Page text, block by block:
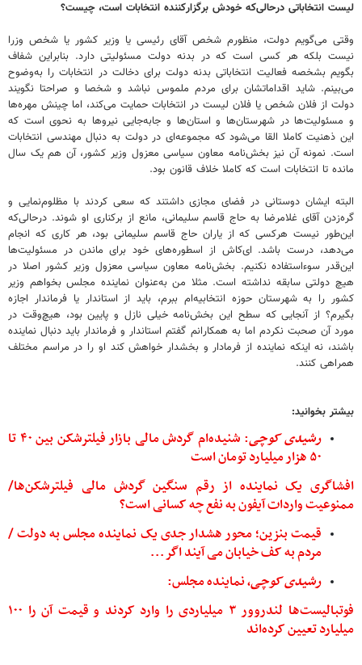
لیست انتخاباتی درحالی‌که خودش برگزارکننده انتخابات است، چیست؟
وقتی می‌گویم دولت، منظورم شخص آقای رئیسی یا وزیر کشور یا شخص وزرا
نیست‌ بلکه هر کسی است که در بدنه دولت مسئولیتی دارد. بنابراین شفاف
بگویم بشخصه فعالیت انتخاباتی بدنه دولت برای دخالت در انتخابات را به‌وضوح
می‌بینم. شاید اقداماتشان برای مردم ملموس نباشد و شخصا و صراحتا نگویند
دولت از فلان شخص یا فلان لیست در انتخابات حمایت می‌کند، اما چینش مهره‌ها
و مسئولیت‌ها در شهرستان‌ها و استان‌ها و جابه‌جایی نیروها به نحوی است که
این ذهنیت کاملا القا می‌شود که مجموعه‌ای در دولت به دنبال مهندسی انتخابات
است. نمونه آن نیز بخش‌نامه‌ معاون سیاسی معزول وزیر کشور، آن هم یک سال
مانده تا انتخابات است که کاملا خلاف قانون بود.
البته ایشان دوستانی در فضای مجازی داشتند که سعی کردند با مظلوم‌نمایی و
گره‌زدن آقای غلامرضا به حاج قاسم سلیمانی، مانع از برکناری او شوند. درحالی‌که
این‌طور نیست هرکسی که از یاران حاج قاسم سلیمانی بود، هر کاری که انجام
می‌دهد، درست باشد. ای‌کاش از اسطوره‌های‌ خود برای ماندن در مسئولیت‌ها
این‌قدر سوءاستفاده نکنیم. بخش‌نامه معاون سیاسی معزول وزیر کشور اصلا در
هیچ دولتی سابقه نداشته است. مثلا من به‌عنوان نماینده مجلس بخواهم وزیر
کشور را به شهرستان حوزه انتخابیه‌ام ببرم، باید از استاندار یا فرماندار اجازه
بگیرم؟ از آنجایی که سطح این بخش‌نامه خیلی نازل و پایین بود، هیچ‌وقت در
مورد آن صحبت نکردم اما به همکارانم گفتم استاندار و فرماندار باید دنبال نماینده
باشند، نه اینکه نماینده از فرمادار و بخشدار خواهش کند او را در مراسم مختلف
همراهی کنند.
بیشتر بخوانید:
رشیدیکوچی
: شنیده‌ام گردش مالی‌ بازار فیلترشکن بین ۴۰ تا
۵۰ هزار میلیارد تومان است
افشاگری یک نماینده از رقم سنگین گردش مالی فیلترشکن‌ها/
ممنوعیت واردات آیفون به نفع چه کسانی است؟
قیمت بنزین؛ محور هشدار جدی یک نماینده مجلس به دولت /
مردم به کف خیابان می آیند اگر...
رشیدیکوچی، نماینده مجلس:
فوتبالیست‌ها لندروور ۳ میلیاردی را وارد کردند و قیمت آن را ۱۰۰
میلیارد تعیین کرده‌اند